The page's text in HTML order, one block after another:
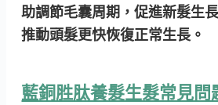
助調節毛囊周期，促進新髮生
推動頭髮更快恢復正常生長。
藍銅胜肽養髮生髮常見問